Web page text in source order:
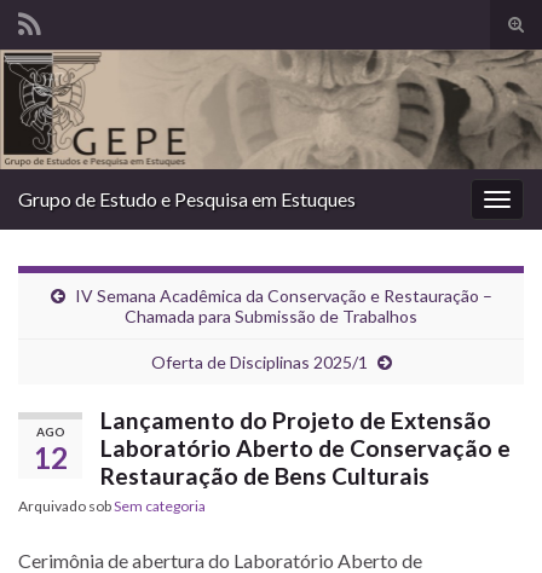
de
Grupo de Estudo e Pesquisa em Estuques
IV Semana Acadêmica da Conservação e Restauração –
Chamada para Submissão de Trabalhos
Oferta de Disciplinas 2025/1
AGO
12
Lançamento do Projeto de Extensão
Laboratório Aberto de Conservação e
Restauração de Bens Culturais
Arquivado sobSem categoria
Cerimônia de abertura do Laboratório Aberto de